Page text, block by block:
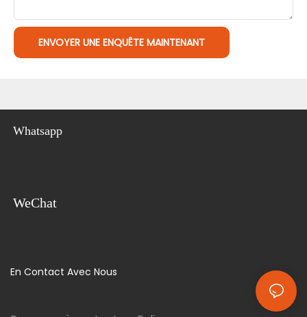
ENVOYER UNE ENQUÊTE MAINTENANT
Whatsapp
WeChat
En Contact Avec Nous